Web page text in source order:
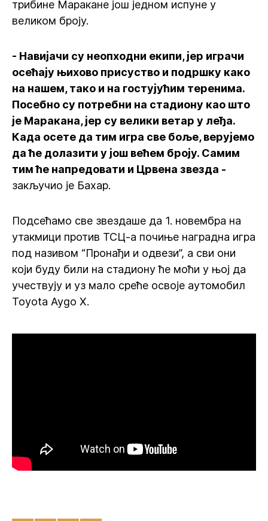
трибине Маракане још једном испуне у
великом броју.
- Навијачи су неопходни екипи, јер играчи
осећају њихово присуство и подршку како
на нашем, тако и на гостујућим теренима.
Посебно су потребни на стадиону као што
је Маракана, јер су велики ветар у леђа.
Када осете да тим игра све боље, верујемо
да ће долазити у још већем броју. Самим
тим ће напредовати и Црвена звезда -
закључио је Бахар.
Подсећамо све звездаше да 1. новембра на
утакмици против ТСЦ-а почиње наградна игра
под називом “Пронађи и одвези”, а сви они
који буду били на стадиону ће моћи у њој да
учествују и уз мало среће освоје аутомобил
Toyota Aygo X.